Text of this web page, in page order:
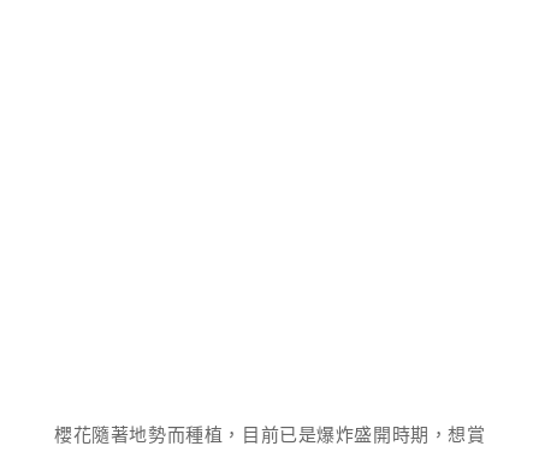
櫻花隨著地勢而種植，目前已是爆炸盛開時期，想賞